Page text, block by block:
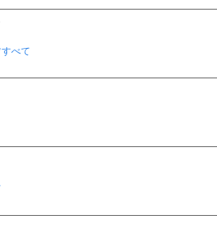
べて